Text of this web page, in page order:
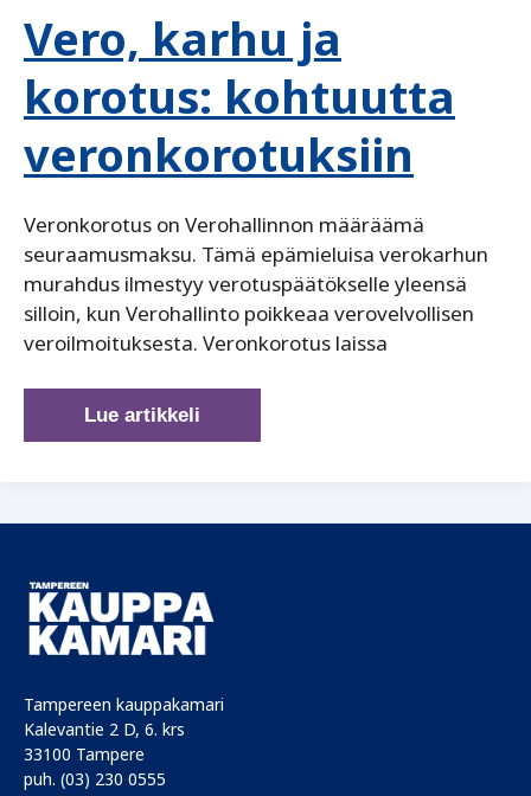
Vero, karhu ja
korotus: kohtuutta
veronkorotuksiin
Veronkorotus on Verohallinnon määräämä
seuraamusmaksu. Tämä epämieluisa verokarhun
murahdus ilmestyy verotuspäätökselle yleensä
silloin, kun Verohallinto poikkeaa verovelvollisen
veroilmoituksesta. Veronkorotus laissa
Vero,
karhu
Lue artikkeli
Tampereen kauppakamari
Kalevantie 2 D, 6. krs
33100 Tampere
puh. (03) 230 0555